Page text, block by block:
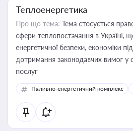
Теплоенергетика
Про що тема: Тема стосується
сфери теплопостачання в Україні,
енергетичної безпеки, економіки
дотримання законодавчих вимог у
послуг
Паливно-енергетичний комплекс